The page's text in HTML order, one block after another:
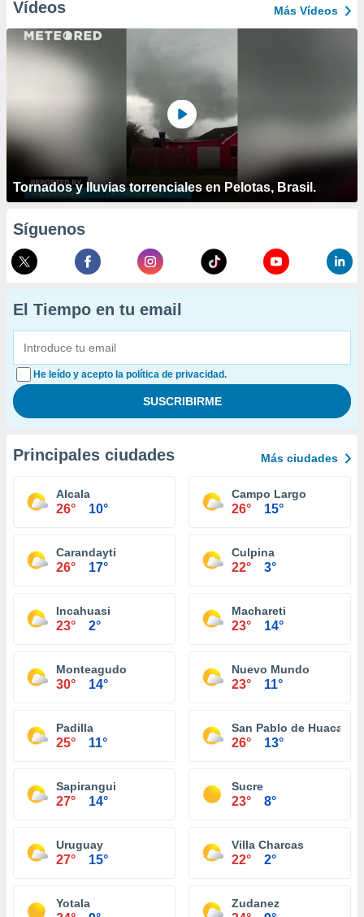
Vídeos Más Vídeos
Tornados y lluvias torrenciales en Pelotas, Brasil.
Síguenos
El Tiempo en tu email
He leído y acepto la política de privacidad.
Principales ciudades Más ciudades
Alcala
26° 10°
Campo Largo
26° 15°
Carandayti
26° 17°
Culpina
22° 3°
Incahuasi
23° 2°
Machareti
23° 14°
Monteagudo
30° 14°
Nuevo Mundo
23° 11°
Padilla
25° 11°
San Pablo de Huacareta
26° 13°
Sapirangui
27° 14°
Sucre
23° 8°
Uruguay
27° 15°
Villa Charcas
22° 2°
Yotala Zudanez